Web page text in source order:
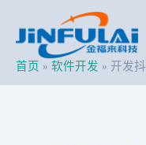
首页 软件开发 开发
navigation